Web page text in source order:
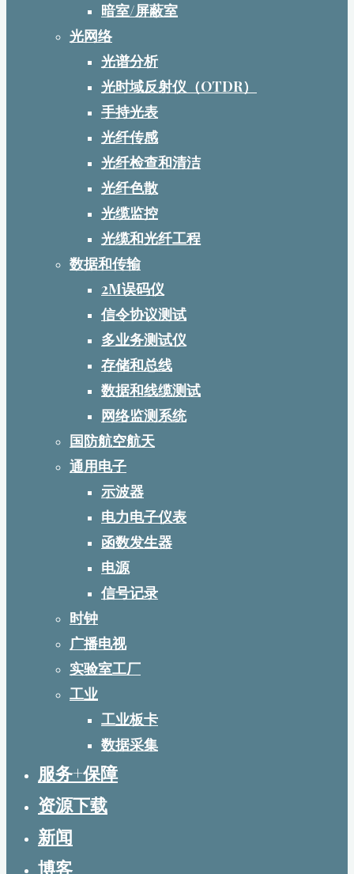
暗室/屏蔽室
光网络
光谱分析
光时域反射仪（OTDR）
手持光表
光纤传感
光纤检查和清洁
光纤色散
光缆监控
光缆和光纤工程
数据和传输
2M误码仪
信令协议测试
多业务测试仪
存储和总线
数据和线缆测试
网络监测系统
国防航空航天
通用电子
示波器
电力电子仪表
函数发生器
电源
信号记录
时钟
广播电视
实验室工厂
工业
工业板卡
数据采集
服务+保障
资源下载
新闻
博客